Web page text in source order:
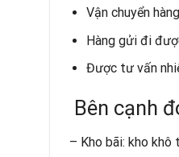
Vận chuyển
Hàng gửi đi
Được tư vấn
Bên cạnh
– Kho bãi: kho khô